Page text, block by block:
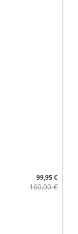
99,95 €
160,00 €